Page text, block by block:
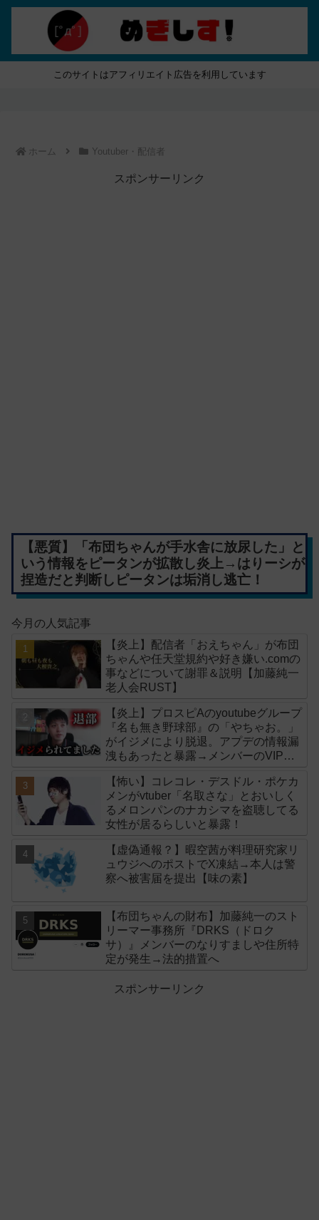
このサイトはアフィリエイト広告を利用しています
ホーム Youtuber・配信者
スポンサーリンク
【悪質】「布団ちゃんが手水舎に放尿した」と
いう情報をピータンが拡散し炎上→はりーシが
捏造だと判断しピータンは垢消し逃亡！
今月の人気記事
【炎上】配信者「おえちゃん」が布団
ちゃんや任天堂規約や好き嫌い.comの
事などについて謝罪＆説明【加藤純一
老人会RUST】
【炎上】プロスピAのyoutubeグループ
『名も無き野球部』の「やちゃお。」
がイジメにより脱退。アプデの情報漏
洩もあったと暴露→メンバーのVIPが
【怖い】コレコレ・デスドル・ポケカ
メンがvtuber「名取さな」とおいしく
るメロンパンのナカシマを盗聴してる
女性が居るらしいと暴露！
【虚偽通報？】暇空茜が料理研究家リ
ュウジへのポストでX凍結→本人は警
察へ被害届を提出【味の素】
【布団ちゃんの財布】加藤純一のスト
リーマー事務所『DRKS（ドロク
サ）』メンバーのなりすましや住所特
定が発生→法的措置へ
スポンサーリンク